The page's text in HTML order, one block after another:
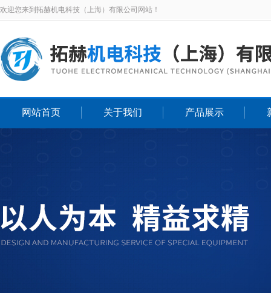
欢迎您来到拓赫机电科技（上海）有限公司网站！
网站首页 关于我们 产品展示